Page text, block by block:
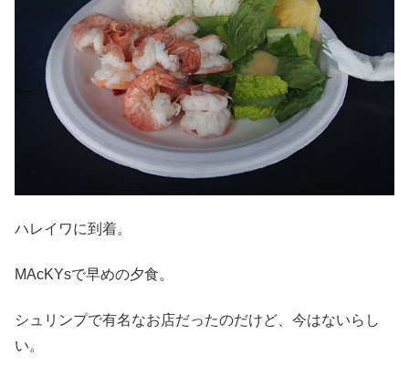
ハレイワに到着。
MAcKYsで早めの夕食。
シュリンプで有名なお店だったのだけど、今はないらし
い。